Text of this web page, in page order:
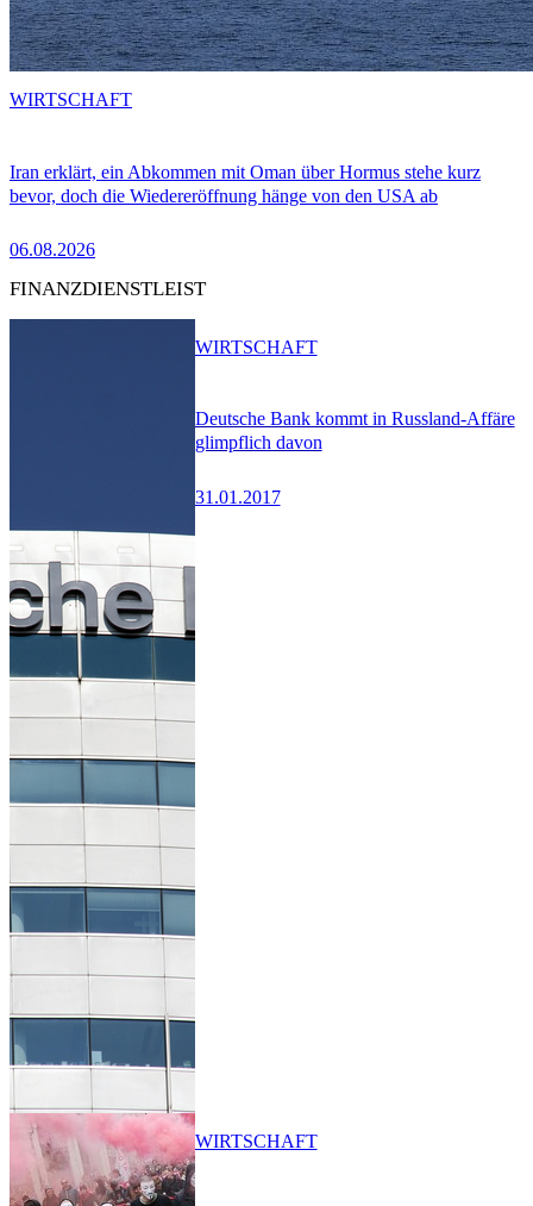
Iran erklärt, ein Abkommen mit Oman über Hormus stehe kurz
bevor, doch die Wiedereröffnung hänge von den USA ab
06.08.2026
WIRTSCHAFT
FINANZDIENSTLEIST
Deutsche Bank kommt in Russland-Affäre
glimpflich davon
31.01.2017
WIRTSCHAFT
WIRTSCHAFT